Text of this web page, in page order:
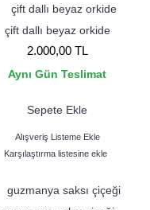
çift dallı beyaz orkide
2.000,00 TL
Aynı Gün Teslimat
Sepete Ekle
Alışveriş Listeme Ekle
Karşılaştırma listesine ekle